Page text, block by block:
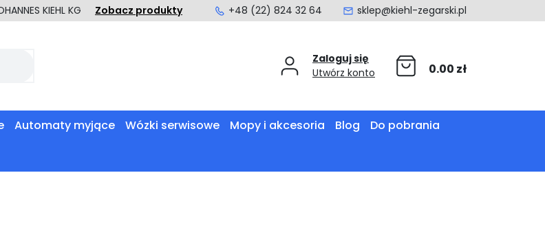
KIEHL KG Zobacz produkty +48 (22) 824 32 64 sklep@kiehl-zegarski.pl
Zaloguj się
Utwórz konto
0.00 zł
Automaty myjące Wózki serwisowe Mopy i akcesoria Blog
Do pobrania